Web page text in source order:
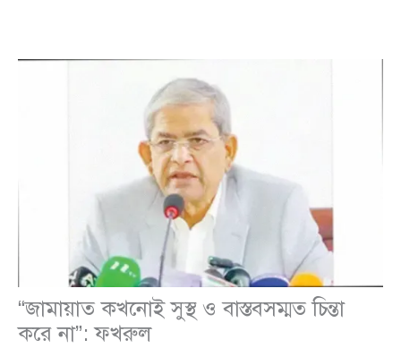
“জামায়াত কখনোই সুস্থ ও বাস্তবসম্মত চিন্তা
করে না”: ফখরুল